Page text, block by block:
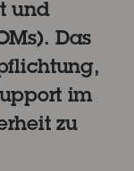
und
Das
im
zu